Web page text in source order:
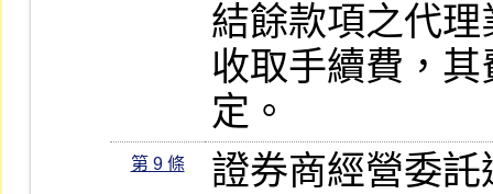
結餘款項之代
收取手續費，
定。
第 9 條
證券商經營委